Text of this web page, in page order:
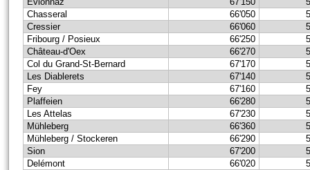
Chasseral
66'050
Cressier
66'060
Fribourg / Posieux
66'250
Château-d'Oex
66'270
Col du Grand-St-Bernard
67'170
Les Diablerets
67'140
Fey
67'160
Plaffeien
66'280
Les Attelas
67'230
Mühleberg
66'360
Mühleberg / Stockeren
66'290
Sion
67'200
Delémont
66'020